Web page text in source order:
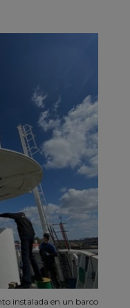
instalada en un barco